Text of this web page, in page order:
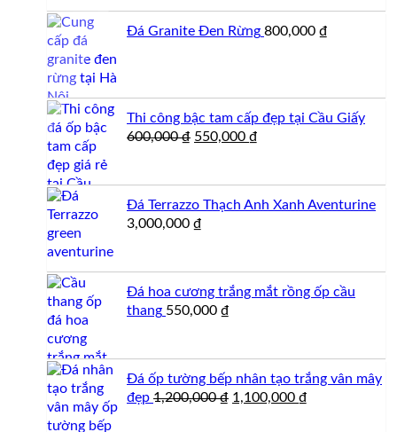
500,000 ₫.
Đá Granite Đen Rừng 800,000 ₫
Thi công bậc tam cấp đẹp tại Cầu Giấy
600,000₫ Giá
550,000 ₫
550,000 ₫.
Đá Terrazzo Thạch Anh Xanh Aventurine
3,000,000 ₫
Đá hoa cương trắng mắt rồng ốp cầu
thang 550,000 ₫
Đá ốp tường bếp nhân tạo trắng vân mây
đẹp 1,200,000₫ Giá
1,100,000 ₫